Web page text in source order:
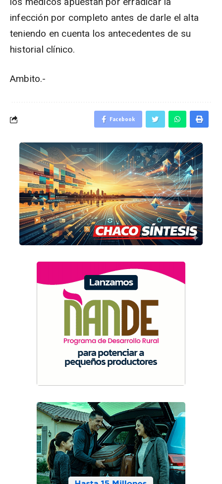
infección por completo antes de darle el alta
teniendo en cuenta los antecedentes de su
historial clínico.
Ambito.-
Facebook